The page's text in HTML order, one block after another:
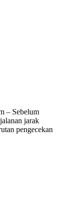
– Sebelum
jarak
pengecekan